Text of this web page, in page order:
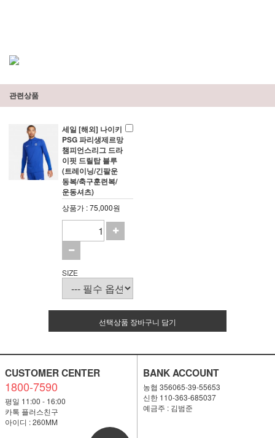
관련상품
세일 [해외] 나이키
PSG 파리생제르망
챔피언스리그 드라
이핏 드릴탑 블루
(트레이닝/긴팔운
동복/축구훈련복/
운동셔츠)
상품가 : 75,000원
SIZE
선택상품 장바구니 담기
CUSTOMER CENTER
1800-7590
평일 11:00 - 16:00
카톡 플러스친구
아이디 : 260MM
BANK ACCOUNT
농협 356065-39-55653
신한 110-363-685037
예금주 : 김범준